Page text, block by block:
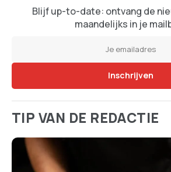
Blijf up-to-date: ontvang de
maandelijks in je
TIP VAN DE REDACTIE